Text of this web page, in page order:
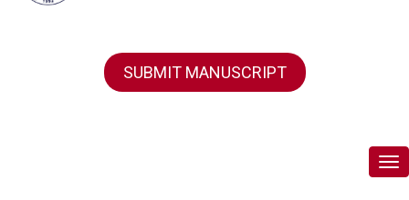
SUBMIT MANUSCRIPT